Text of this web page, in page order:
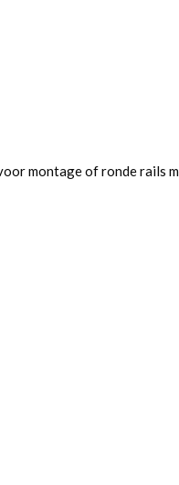
montage of ronde rails